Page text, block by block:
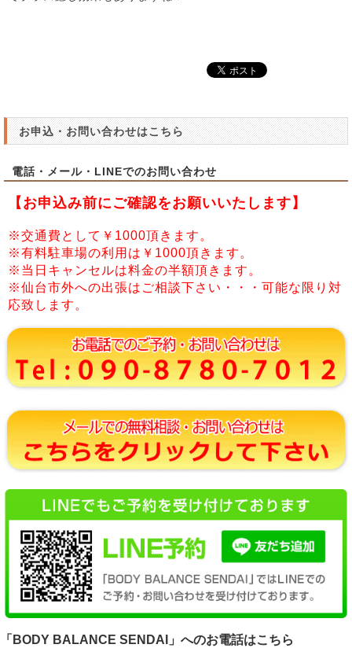
お申込・お問い合わせはこちら
電話・メール・LINEでのお問い合わせ
【お申込み前にご確認をお願いいたします】
※交通費として￥1000頂きます。
※有料駐車場の利用は￥1000頂きます。
※当日キャンセルは料金の半額頂きます。
※仙台市外への出張はご相談下さい・・・可能な限り対
応致します。
「BODY BALANCE SENDAI」へのお電話はこちら